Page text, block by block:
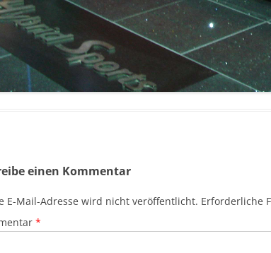
einen Kommentar
E-Mail-Adresse wird nicht veröffentlicht. Erforderliche
*